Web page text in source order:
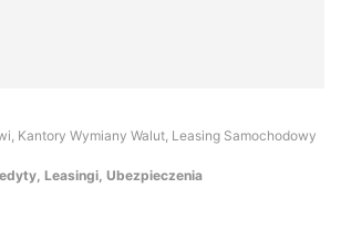
Kantory Wymiany Walut, Leasing Samochodowy
Leasingi, Ubezpieczenia